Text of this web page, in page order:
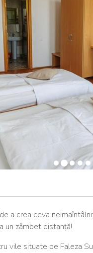
a crea ceva
un zâmbet distanță!
vile situate pe Faleza